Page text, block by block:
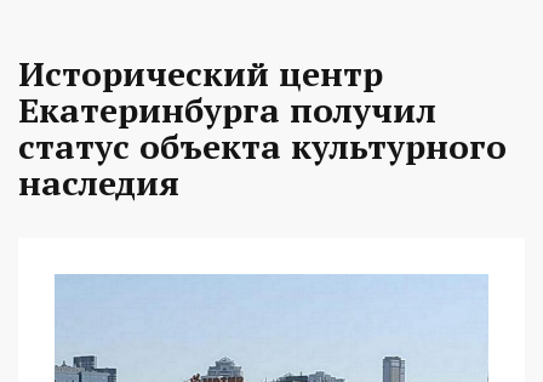
Исторический центр
Екатеринбурга получил
статус объекта культурного
наследия